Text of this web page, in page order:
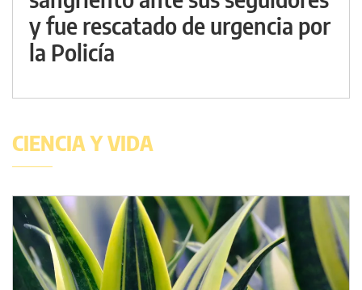
y fue rescatado de urgencia por
la Policía
CIENCIA Y VIDA